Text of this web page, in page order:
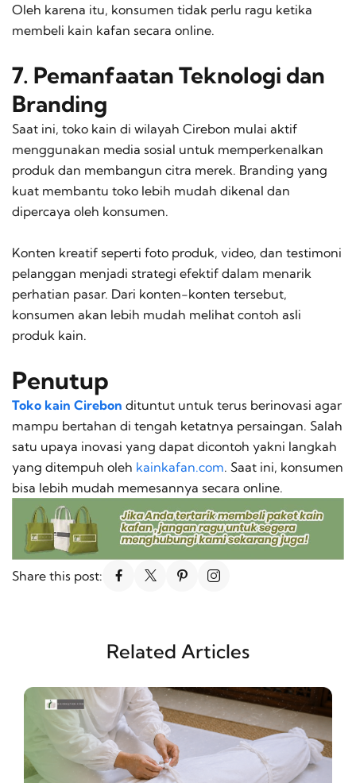
Oleh karena itu, konsumen tidak perlu ragu ketika
membeli kain kafan secara online.
7. Pemanfaatan Teknologi dan
Branding
Saat ini, toko kain di wilayah Cirebon mulai aktif
menggunakan media sosial untuk memperkenalkan
produk dan membangun citra merek. Branding yang
kuat membantu toko lebih mudah dikenal dan
dipercaya oleh konsumen.
Konten kreatif seperti foto produk, video, dan testimoni
pelanggan menjadi strategi efektif dalam menarik
perhatian pasar. Dari konten-konten tersebut,
konsumen akan lebih mudah melihat contoh asli
produk kain.
Penutup
Toko kain Cirebon dituntut untuk terus berinovasi agar
mampu bertahan di tengah ketatnya persaingan. Salah
satu upaya inovasi yang dapat dicontoh yakni langkah
yang ditempuh oleh kainkafan.com. Saat ini, konsumen
bisa lebih mudah memesannya secara online.
Share this post:
Related Articles